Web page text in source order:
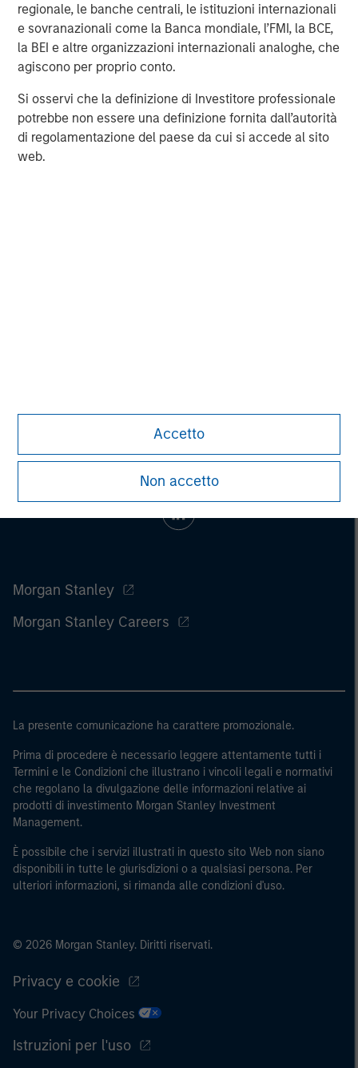
regionale, le banche centrali, le istituzioni internazionali
e sovranazionali come la Banca mondiale, l’FMI, la BCE,
la BEI e altre organizzazioni internazionali analoghe, che
agiscono per proprio conto.
Si osservi che la definizione di Investitore professionale
potrebbe non essere una definizione fornita dall’autorità
di regolamentazione del paese da cui si accede al sito
web.
Accetto
Non accetto
visitwww.morganstanley.com/im/ashbridge.
About MedSpa Partners Inc.
MedSpa Partners is acquiring North America's leading
Medical Aesthetics clinics, with the goal of allowing our
industry-leading partners to achieve their personal and
professional aspirations by creating world-class
customer experiences through support, collaboration,
Morgan Stanley
Morgan Stanley Careers
La presente comunicazione ha carattere promozionale.
Prima di procedere è necessario leggere attentamente tutti i
Termini e le Condizioni che illustrano i vincoli legali e normativi
che regolano la divulgazione delle informazioni relative ai
prodotti di investimento Morgan Stanley Investment
Management.
È possibile che i servizi illustrati in questo sito Web non siano
disponibili in tutte le giurisdizioni o a qualsiasi persona. Per
ulteriori informazioni, si rimanda alle condizioni d'uso.
© 2026 Morgan Stanley. Diritti riservati.
Privacy e cookie
Your Privacy Choices
Istruzioni per l'uso